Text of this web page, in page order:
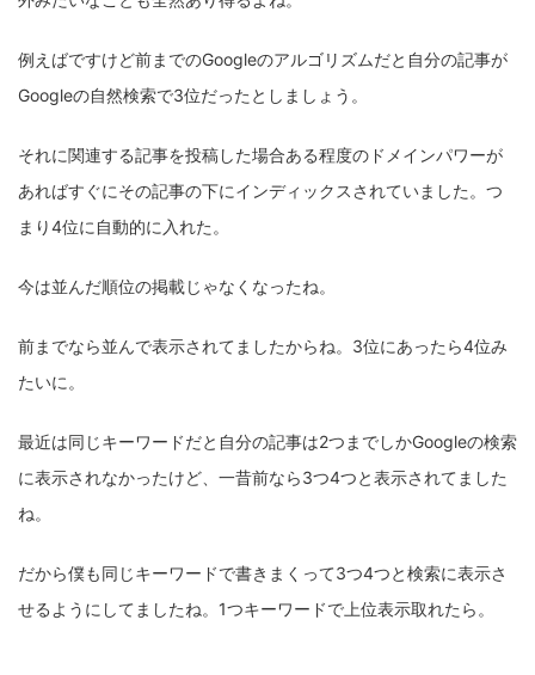
例えばですけど前までのGoogleのアルゴリズムだと自分の記事が
Googleの自然検索で3位だったとしましょう。
それに関連する記事を投稿した場合ある程度のドメインパワーが
あればすぐにその記事の下にインディックスされていました。つ
まり4位に自動的に入れた。
今は並んだ順位の掲載じゃなくなったね。
前までなら並んで表示されてましたからね。3位にあったら4位み
たいに。
最近は同じキーワードだと自分の記事は2つまでしかGoogleの検索
に表示されなかったけど、一昔前なら3つ4つと表示されてました
ね。
だから僕も同じキーワードで書きまくって3つ4つと検索に表示さ
せるようにしてましたね。1つキーワードで上位表示取れたら。